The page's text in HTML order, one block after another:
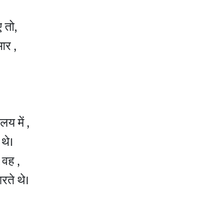
,
में ,
,
थे।